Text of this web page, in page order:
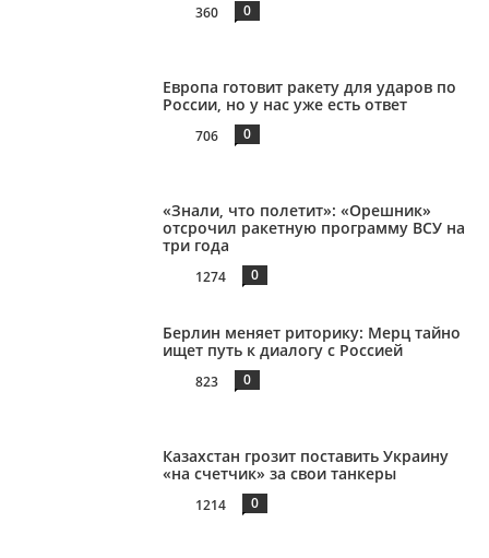
360 0
Европа готовит ракету для ударов по
России, но у нас уже есть ответ
706 0
«Знали, что полетит»: «Орешник»
отсрочил ракетную программу ВСУ на
три года
1274 0
Берлин меняет риторику: Мерц тайно
ищет путь к диалогу с Россией
823 0
Казахстан грозит поставить Украину
«на счетчик» за свои танкеры
1214 0